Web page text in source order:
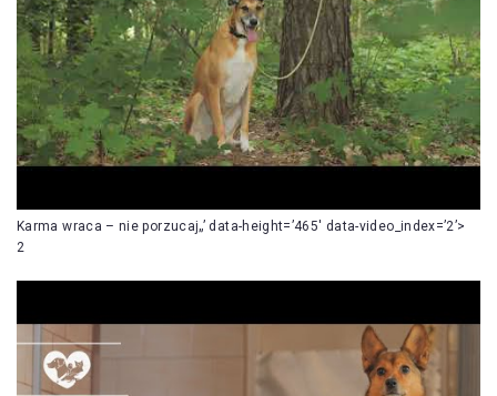
Karma wraca – nie porzucaj„’ data-height=’465′ data-video_index=’2’>
2